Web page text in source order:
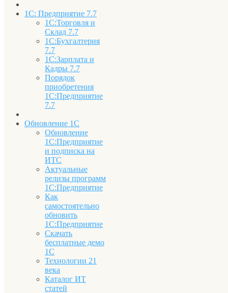
1С: Предприятие 7.7
1С:Торговля и
Склад 7.7
1С:Бухгалтерия
7.7
1С:Зарплата и
Кадры 7.7
Порядок
приобретения
1С:Предприятие
7.7
Обновление 1С
Обновление
1С:Предприятие
и подписка на
ИТС
Актуальные
релизы программ
1С:Предприятие
Как
самостоятельно
обновить
1С:Предприятие
Скачать
бесплатные демо
1С
Технологии 21
века
Каталог ИТ
статей